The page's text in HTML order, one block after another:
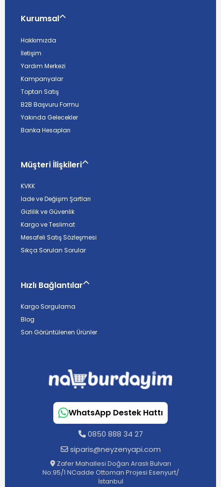
Kurumsal
Hakkımızda
İletişim
Yardım Merkezi
Kampanyalar
Toptan Satış
B2B Başvuru Formu
Yakında Gelecekler
Banka Hesapları
Müşteri İlişkileri
KVKK
İade ve Değişim Şartları
Gizlilik ve Güvenlik
Kargo ve Teslimat
Mesafeli Satış Sözleşmesi
Sıkça Sorulan Sorular
Hızlı Bağlantılar
Kargo Sorgulama
Blog
Son Görüntülenen Ürünler
WhatsApp Destek Hattı
0850 888 34 27
siparis@neyzenyapi.com
Zafer Mahallesi Doğan Araslı Bulvarı
No:95/1 NCadde Ottoman Projesi Esenyurt/
İstanbul